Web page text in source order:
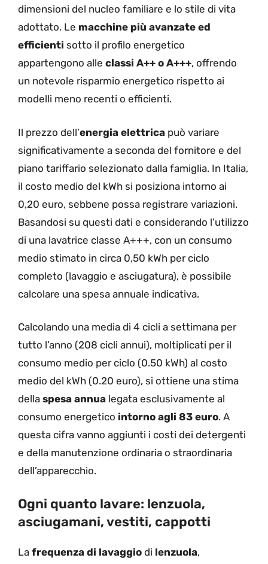
dimensioni del nucleo familiare e lo stile di vita
adottato. Le macchine più avanzate ed
efficienti sotto il profilo energetico
appartengono alle classi A++ o A+++, offrendo
un notevole risparmio energetico rispetto ai
modelli meno recenti o efficienti.
Il prezzo dell’energia elettrica può variare
significativamente a seconda del fornitore e del
piano tariffario selezionato dalla famiglia. In Italia,
il costo medio del kWh si posiziona intorno ai
0,20 euro, sebbene possa registrare variazioni.
Basandosi su questi dati e considerando l’utilizzo
di una lavatrice classe A+++, con un consumo
medio stimato in circa 0,50 kWh per ciclo
completo (lavaggio e asciugatura), è possibile
calcolare una spesa annuale indicativa.
Calcolando una media di 4 cicli a settimana per
tutto l’anno (208 cicli annui), moltiplicati per il
consumo medio per ciclo (0.50 kWh) al costo
medio del kWh (0.20 euro), si ottiene una stima
della spesa annua legata esclusivamente al
consumo energetico intorno agli 83 euro. A
questa cifra vanno aggiunti i costi dei detergenti
e della manutenzione ordinaria o straordinaria
dell’apparecchio.
Ogni quanto lavare: lenzuola,
asciugamani, vestiti, cappotti
La frequenza di lavaggio di lenzuola,